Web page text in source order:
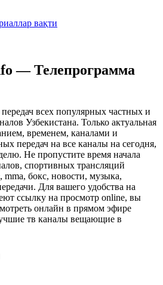
вақти
— Телепрограмма
всех популярных частных и
Узбекистана. Только актуальная
временем, каналами и
передач на все каналы на сегодня,
Не пропустите время начала
спортивных трансляций
mma, бокс, новости, музыка,
Для вашего удобства на
ссылку на просмотр online, вы
онлайн в прямом эфире
тв каналы вещающие в